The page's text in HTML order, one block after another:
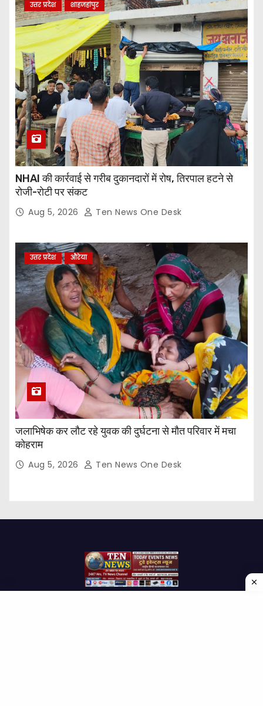
उत्तर प्रदेश शाहजहांपुर
NHAI की कार्रवाई से गरीब दुकानदारों में रोष, तिरपाल हटने से
रोजी-रोटी पर संकट
Aug 5, 2026 Ten News One Desk
उत्तर प्रदेश औरेया
जलाभिषेक कर लौट रहे युवक की दुर्घटना से मौत परिवार में मचा
कोहराम
Aug 5, 2026 Ten News One Desk